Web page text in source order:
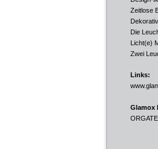
Zeitlose
Die
Licht(e)
Zwei
Links:
Glamox